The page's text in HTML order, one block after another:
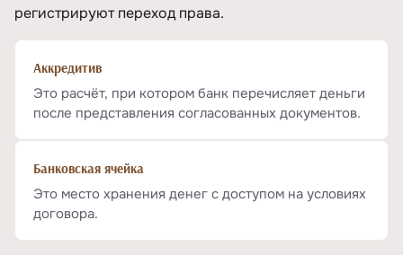
регистрируют переход права.
Аккредитив
Это расчёт, при котором банк перечисляет деньги
после представления согласованных документов.
Банковская ячейка
Это место хранения денег с доступом на условиях
договора.